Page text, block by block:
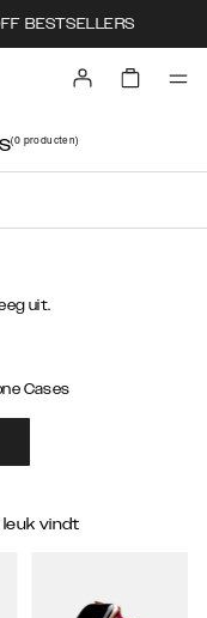
BESTSELLERS
(0 producten)
uit.
Cases
leuk vindt